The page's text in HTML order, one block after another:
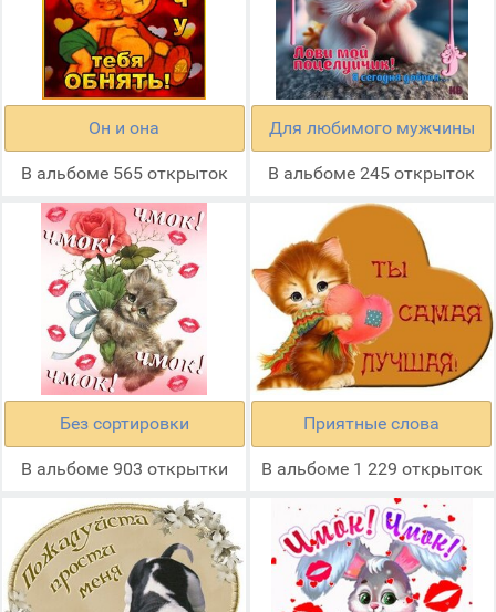
Он и она
В альбоме 565 открыток
Для любимого мужчины
В альбоме 245 открыток
Без сортировки
В альбоме 903 открытки
Приятные слова
В альбоме 1 229 открыток